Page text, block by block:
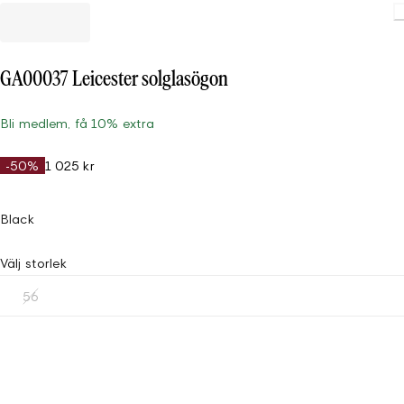
GA00037 Leicester solglasögon
Bli medlem, få 10% extra
-50% 1 025 kr
Black
Välj storlek
56